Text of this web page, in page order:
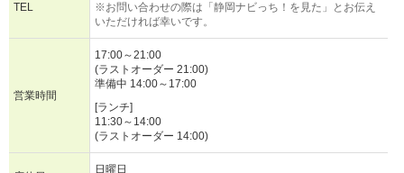
TEL
※お問い合わせの際は「静岡ナビっち！を見た」とお伝え
いただければ幸いです。
営業時間
17:00～21:00
(ラストオーダー 21:00)
準備中 14:00～17:00
[ランチ]
11:30～14:00
(ラストオーダー 14:00)
日曜日